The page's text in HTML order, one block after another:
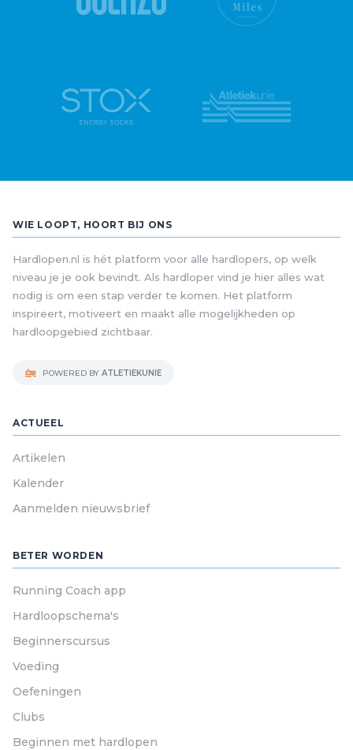
WIE LOOPT, HOORT BIJ ONS
Hardlopen.nl is hét platform voor alle hardlopers, op welk
niveau je je ook bevindt. Als hardloper vind je hier alles wat
nodig is om een stap verder te komen. Het platform
inspireert, motiveert en maakt alle mogelijkheden op
hardloopgebied zichtbaar.
POWERED BY ATLETIEKUNIE
ACTUEEL
Artikelen
Kalender
Aanmelden nieuwsbrief
BETER WORDEN
Running Coach app
Hardloopschema's
Beginnerscursus
Voeding
Oefeningen
Clubs
Beginnen met hardlopen